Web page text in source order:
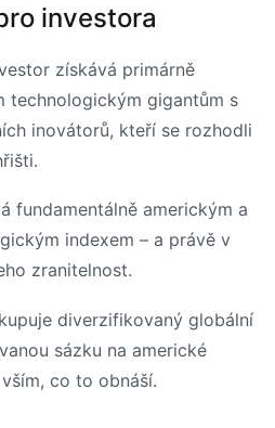
investora
získává primárně
technologickým gigantům s
inovátorů, kteří se rozhodli
fundamentálně americkým a
indexem – a právě v
zranitelnost.
diverzifikovaný globální
sázku na americké
co to obnáší.